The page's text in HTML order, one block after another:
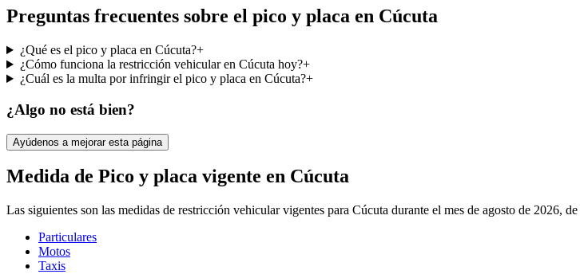
Preguntas frecuentes sobre el pico y placa en Cúcuta
¿Qué es el pico y placa en Cúcuta?+
¿Cómo funciona la restricción vehicular en Cúcuta hoy?+
¿Cuál es la multa por infringir el pico y placa en Cúcuta?+
¿Algo no está bien?
Ayúdenos a mejorar esta página
Medida de Pico y placa vigente en Cúcuta
Las siguientes son las medidas de restricción vehicular vigentes para Cúcuta durante el mes de agosto de 2026,
Particulares
Motos
Taxis